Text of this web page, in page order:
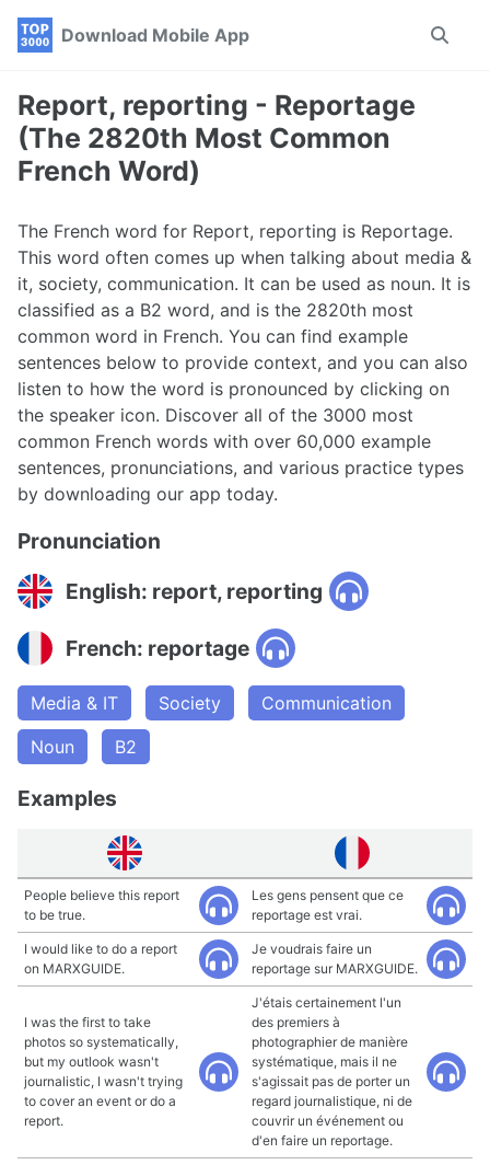
Skip
navigation
Skip
Skip
Download Mobile App
Toggle
Report, reporting - Reportage
(The 2820th Most Common
French Word)
The French word for Report, reporting is Reportage.
This word often comes up when talking about media &
it, society, communication. It can be used as noun. It is
classified as a B2 word, and is the 2820th most
common word in French. You can find example
sentences below to provide context, and you can also
listen to how the word is pronounced by clicking on
the speaker icon. Discover all of the 3000 most
common French words with over 60,000 example
sentences, pronunciations, and various practice types
by downloading our app today.
Pronunciation
English: report, reporting
French: reportage
Media & IT Society
Communication
Noun
B2
Examples
People believe this report
to be true.
Les gens pensent que ce
reportage est vrai.
I would like to do a report
on MARXGUIDE.
Je voudrais faire un
reportage sur MARXGUIDE.
I was the first to take
photos so systematically,
but my outlook wasn't
journalistic, I wasn't trying
to cover an event or do a
report.
J'étais certainement l'un
des premiers à
photographier de manière
systématique, mais il ne
s'agissait pas de porter un
regard journalistique, ni de
couvrir un événement ou
d'en faire un reportage.